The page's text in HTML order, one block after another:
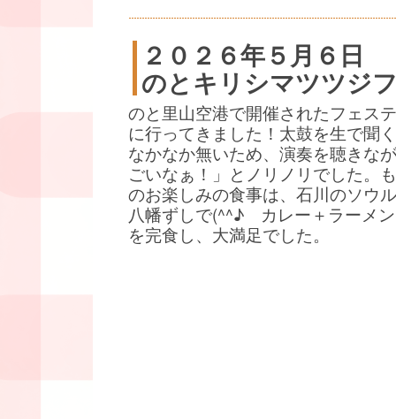
２０２６年５月６日
のとキリシマツツジ
のと里山空港で開催されたフェス
に行ってきました！太鼓を生で聞
なかなか無いため、演奏を聴きな
ごいなぁ！」とノリノリでした。
のお楽しみの食事は、石川のソウ
八幡ずしで(^^♪ カレー＋ラーメ
を完食し、大満足でした。